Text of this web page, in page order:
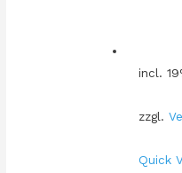
incl.
zzgl.
Quick